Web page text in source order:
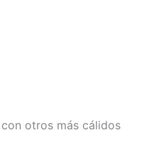
otros más cálidos